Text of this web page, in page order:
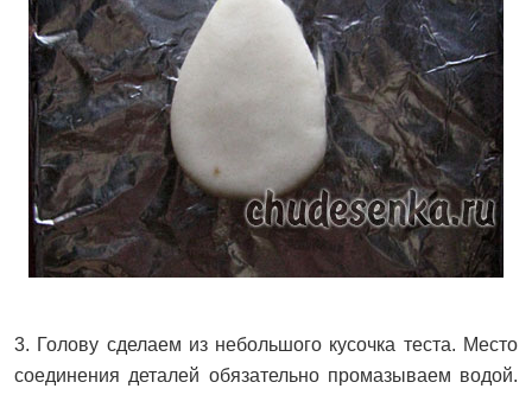
3. Голову сделаем из небольшого кусочка теста. Место
соединения деталей обязательно промазываем водой.